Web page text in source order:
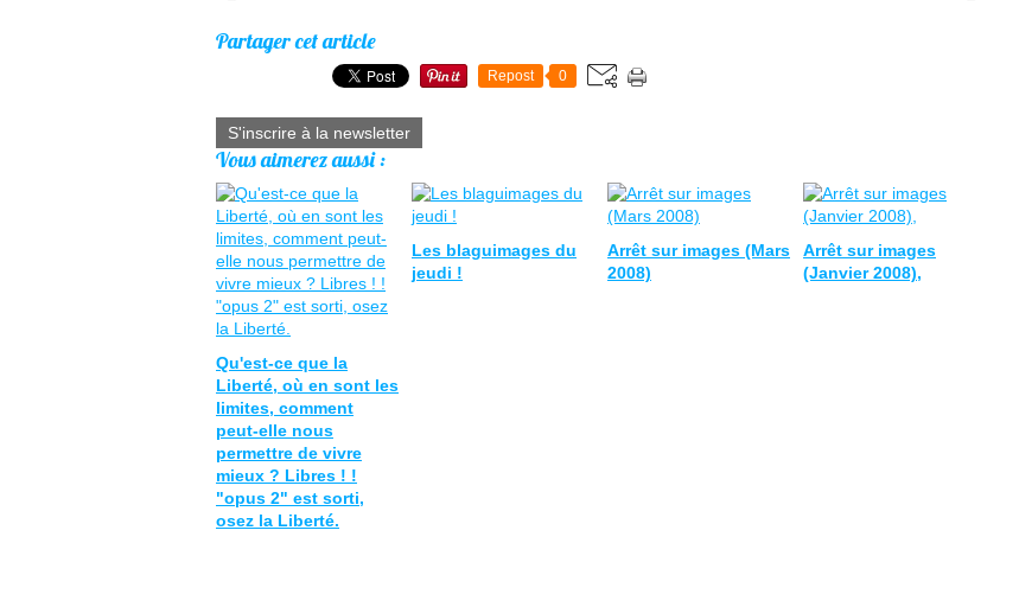
Partager cet article
Repost 0
S'inscrire à la newsletter
Vous aimerez aussi :
Qu'est-ce que la
Liberté, où en sont les
limites, comment
peut-elle nous
permettre de vivre
mieux ? Libres ! !
"opus 2" est sorti,
osez la Liberté.
Les blaguimages du
jeudi !
Arrêt sur images (Mars
2008)
Arrêt sur images
(Janvier 2008),